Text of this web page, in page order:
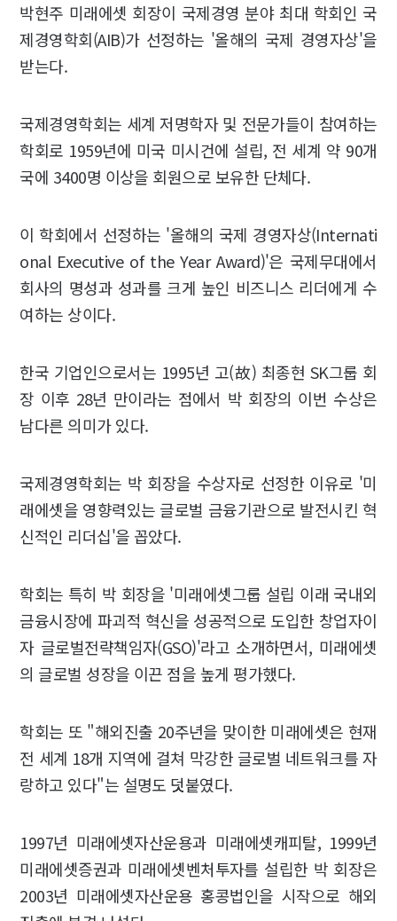
박현주 미래에셋 회장이 국제경영 분야 최대 학회인 국
제경영학회(AIB)가 선정하는 '올해의 국제 경영자상'을
받는다.
국제경영학회는 세계 저명학자 및 전문가들이 참여하는
학회로 1959년에 미국 미시건에 설립, 전 세계 약 90개
국에 3400명 이상을 회원으로 보유한 단체다.
이 학회에서 선정하는 '올해의 국제 경영자상(Internati
onal Executive of the Year Award)'은 국제무대에서
회사의 명성과 성과를 크게 높인 비즈니스 리더에게 수
여하는 상이다.
한국 기업인으로서는 1995년 고(故) 최종현 SK그룹 회
장 이후 28년 만이라는 점에서 박 회장의 이번 수상은
남다른 의미가 있다.
국제경영학회는 박 회장을 수상자로 선정한 이유로 '미
래에셋을 영향력있는 글로벌 금융기관으로 발전시킨 혁
신적인 리더십'을 꼽았다.
학회는 특히 박 회장을 '미래에셋그룹 설립 이래 국내외
금융시장에 파괴적 혁신을 성공적으로 도입한 창업자이
자 글로벌전략책임자(GSO)'라고 소개하면서, 미래에셋
의 글로벌 성장을 이끈 점을 높게 평가했다.
학회는 또 "해외진출 20주년을 맞이한 미래에셋은 현재
전 세계 18개 지역에 걸쳐 막강한 글로벌 네트워크를 자
랑하고 있다"는 설명도 덧붙였다.
1997년 미래에셋자산운용과 미래에셋캐피탈, 1999년
미래에셋증권과 미래에셋벤처투자를 설립한 박 회장은
2003년 미래에셋자산운용 홍콩법인을 시작으로 해외